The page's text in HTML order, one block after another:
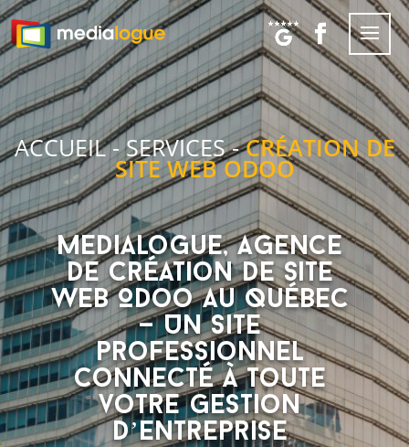
ACCUEIL-SERVICES-CRÉATION DE
SITE WEB ODOO
Medialogue, Agence
de Création de Site
Web Odoo au Québec
— Un site
professionnel
connecté à toute
votre gestion
d’entreprise